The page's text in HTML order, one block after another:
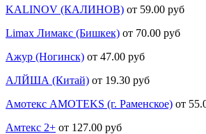
KALINOV (КАЛИНОВ) от 59.00 руб
Limax Лимакс (Бишкек) от 70.00 руб
Ажур (Ногинск) от 47.00 руб
АЛЙША (Китай) от 19.30 руб
Амотекс AMOTEKS (г. Раменское) от
Амтекс 2+ от 127.00 руб